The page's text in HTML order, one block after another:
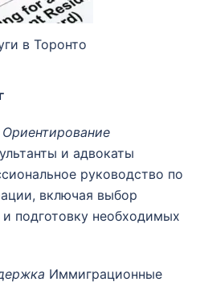
в Торонто
и адвокаты
руководство по
включая выбор
подготовку необходимых
Иммиграционные